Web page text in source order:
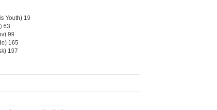
Youth) 19
63
99
165
197